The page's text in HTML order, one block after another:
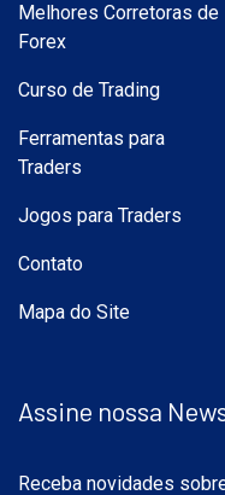
Melhores Corretoras de
Forex
Curso de Trading
Ferramentas para
Traders
Jogos para Traders
Contato
Mapa do Site
Assine nossa
Receba novidades